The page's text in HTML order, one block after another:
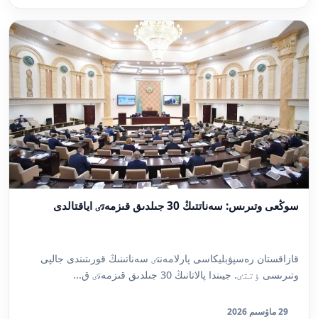
سوڭعى وتىرىس: سەناتتىڭ 30 جىلدىق قىزمەتٸ اياقتالدى
قازاقستان رەسپۋبليكاسى پارلامەنتٸ سەناتىنىڭ قورىتىندى جالپى
وتىرىسى ٶتتٸ. جيىندا پالاتانىڭ 30 جىلدىق قىزمەتٸ ق...
29 ماۋسىم 2026